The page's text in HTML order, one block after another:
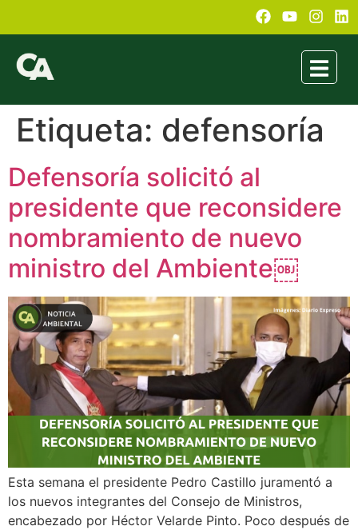
Etiqueta: defensoría
Defensoría solicitó al
presidente que reconsidere
nombramiento de nuevo
ministro del Ambiente￼
Esta semana el presidente Pedro Castillo juramentó a
los nuevos integrantes del Consejo de Ministros,
encabezado por Héctor Velarde Pinto. Poco después de